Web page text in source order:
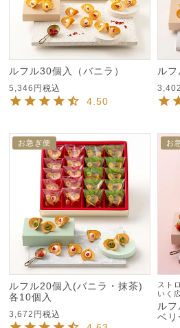
ルフル30個入（バニラ）
5,346 税込
4.50
ルフ
3,402
お急ぎ便
ルフル20個入(バニラ・抹茶)
各10個入
3,672 税込
お
スト
いく
ル
ベリ